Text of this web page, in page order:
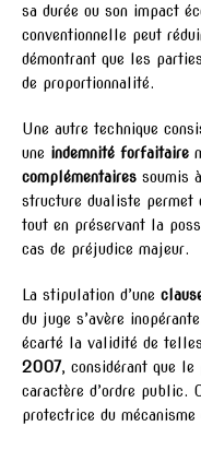
sa durée ou son impact
conventionnelle peut
démontrant que les
de proportionnalité.
Une autre technique
une indemnité forfaitaire
complémentaires soumis
structure dualiste permet
tout en préservant la
cas de préjudice majeur.
La stipulation d’une
du juge s’avère
écarté la validité de
2007, considérant que
caractère d’ordre public.
protectrice du mécanisme